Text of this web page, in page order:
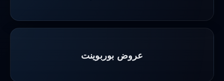
عروض بوربوينت